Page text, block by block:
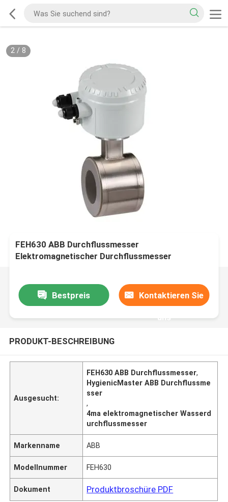
2/ 8
FEH630 ABB Durchflussmesser
Elektromagnetischer Durchflussmesser
Bestpreis Kontaktieren Sie
uns
PRODUKT-BESCHREIBUNG
Ausgesucht:
FEH630 ABB Durchflussmesser,
HygienicMaster ABB Durchflussme
sser
,
4ma elektromagnetischer Wasserd
urchflussmesser
Markenname ABB
Modellnummer FEH630
Dokument Produktbroschüre PDF